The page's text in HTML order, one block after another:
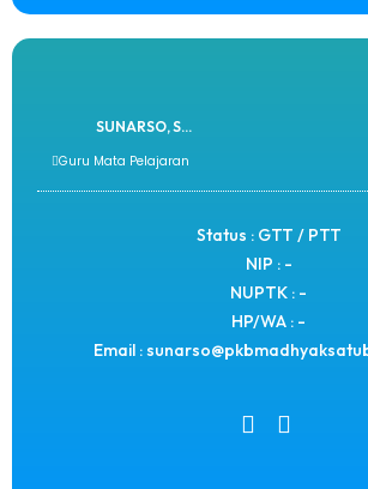
SUNARSO, S...
Guru Mata Pelajaran
Status : GTT / PTT
NIP : -
NUPTK : -
HP/WA : -
Email :